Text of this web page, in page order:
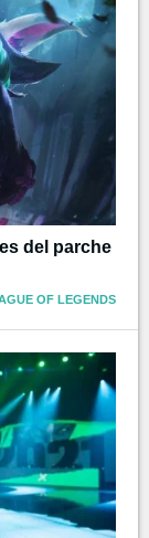
del parche
OF LEGENDS